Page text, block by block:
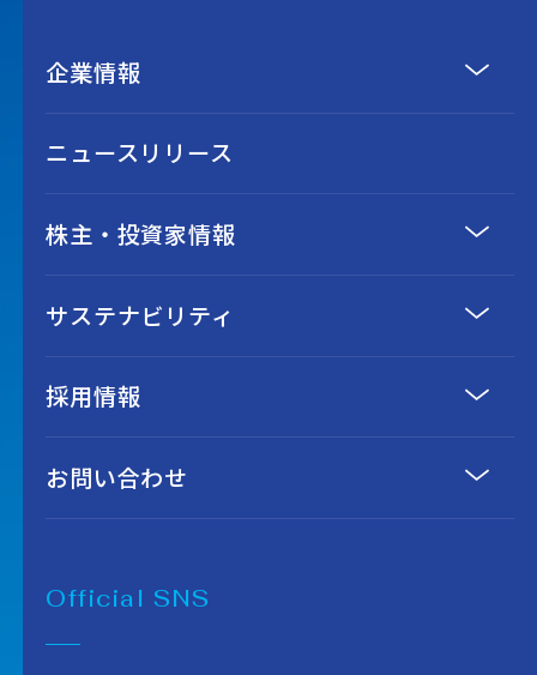
企業情報
ニュースリリース
株主・投資家情報
サステナビリティ
採用情報
お問い合わせ
Official SNS